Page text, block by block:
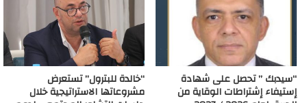
“سيدبك ” تحصل على شهادة
إستيفاء إشتراطات الوقاية من
“خالدة للبترول” تستعرض
مشروعاتها الاستراتيجية خلال